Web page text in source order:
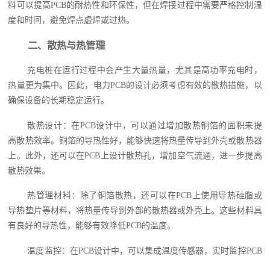
料可以提高PCB的耐热性和环保性，但在焊接过程中需要严格控制温
度和时间，避免焊点虚焊或过热。
二、散热与热管理
充电桩在运行过程中会产生大量热量，尤其是高功率充电时，
热量更为集中。因此，电力PCB的设计必须考虑有效的散热措施，以
确保设备的长期稳定运行。
散热设计：在PCB设计中，可以通过增加散热铜箔的面积来提
高散热效率。铜箔的导热性好，能够快速将热量传导到外壳或散热器
上。此外，还可以在PCB上设计散热孔，增加空气流通，进一步提高
散热效果。
热管理材料：除了铜箔散热，还可以在PCB上使用导热硅脂或
导热垫片等材料，将热量传导到外部的散热器或外壳上。这些材料具
有良好的导热性，能够有效降低PCB的温度。
温度监控：在PCB设计中，可以集成温度传感器，实时监控PCB